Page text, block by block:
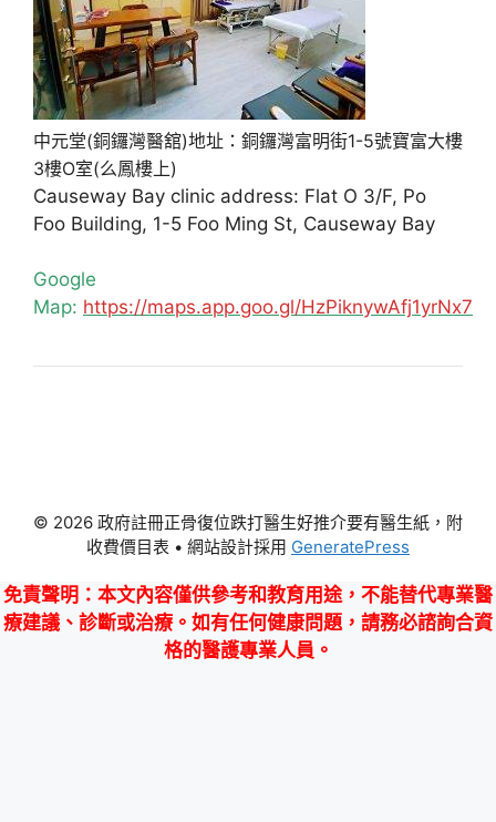
中元堂(銅鑼灣醫舘)地址：銅鑼灣富明街1-5號寶富大樓
3樓O室(么鳳樓上)
Causeway Bay clinic address: Flat O 3/F, Po
Foo Building, 1-5 Foo Ming St, Causeway Bay
Google
Map: https://maps.app.goo.gl/HzPiknywAfj1yrNx7
© 2026 政府註冊正骨復位跌打醫生好推介要有醫生紙，附
收費價目表 • 網站設計採用 GeneratePress
免責聲明 ：本文內容僅供參考和教育用途，不能替代專業醫
療建議、診斷或治療。如有任何健康問題，請務必諮詢合資
格的醫護專業人員。